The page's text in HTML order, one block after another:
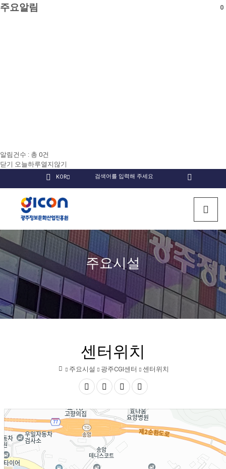
0
주요알림
알림건수 : 총 0건
닫기 오늘하루열지않기
정
보
문
화
산
회원
스
타
그
램
튜
브
이
스
북
KOR국
이
검
열
기
주요시설
센터위치
주요시설 광주CGI센터 센터위치
크게 작게
유
하
기